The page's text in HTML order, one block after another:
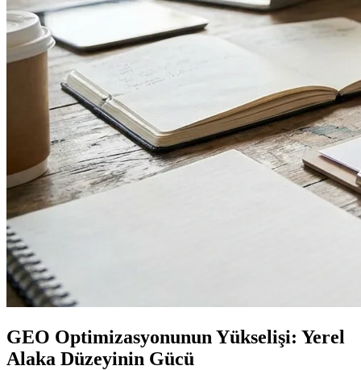
GEO Optimizasyonunun Yükselişi: Yerel
Alaka Düzeyinin Gücü